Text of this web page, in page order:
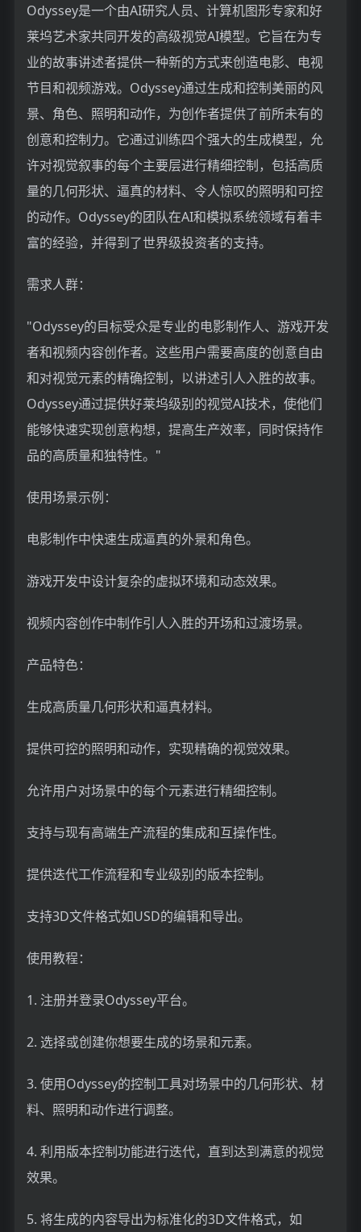
Odyssey是一个由AI研究人员、计算机图形专家和好
莱坞艺术家共同开发的高级视觉AI模型。它旨在为专
业的故事讲述者提供一种新的方式来创造电影、电视
节目和视频游戏。Odyssey通过生成和控制美丽的风
景、角色、照明和动作，为创作者提供了前所未有的
创意和控制力。它通过训练四个强大的生成模型，允
许对视觉叙事的每个主要层进行精细控制，包括高质
量的几何形状、逼真的材料、令人惊叹的照明和可控
的动作。Odyssey的团队在AI和模拟系统领域有着丰
富的经验，并得到了世界级投资者的支持。
需求人群：
"Odyssey的目标受众是专业的电影制作人、游戏开发
者和视频内容创作者。这些用户需要高度的创意自由
和对视觉元素的精确控制，以讲述引人入胜的故事。
Odyssey通过提供好莱坞级别的视觉AI技术，使他们
能够快速实现创意构想，提高生产效率，同时保持作
品的高质量和独特性。"
使用场景示例：
电影制作中快速生成逼真的外景和角色。
游戏开发中设计复杂的虚拟环境和动态效果。
视频内容创作中制作引人入胜的开场和过渡场景。
产品特色：
生成高质量几何形状和逼真材料。
提供可控的照明和动作，实现精确的视觉效果。
允许用户对场景中的每个元素进行精细控制。
支持与现有高端生产流程的集成和互操作性。
提供迭代工作流程和专业级别的版本控制。
支持3D文件格式如USD的编辑和导出。
使用教程：
1. 注册并登录Odyssey平台。
2. 选择或创建你想要生成的场景和元素。
3. 使用Odyssey的控制工具对场景中的几何形状、材
料、照明和动作进行调整。
4. 利用版本控制功能进行迭代，直到达到满意的视觉
效果。
5. 将生成的内容导出为标准化的3D文件格式，如